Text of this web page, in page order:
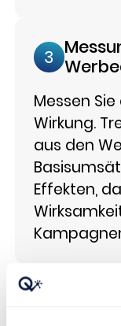
3
Messen
Wirkung.
aus den
Effekten,